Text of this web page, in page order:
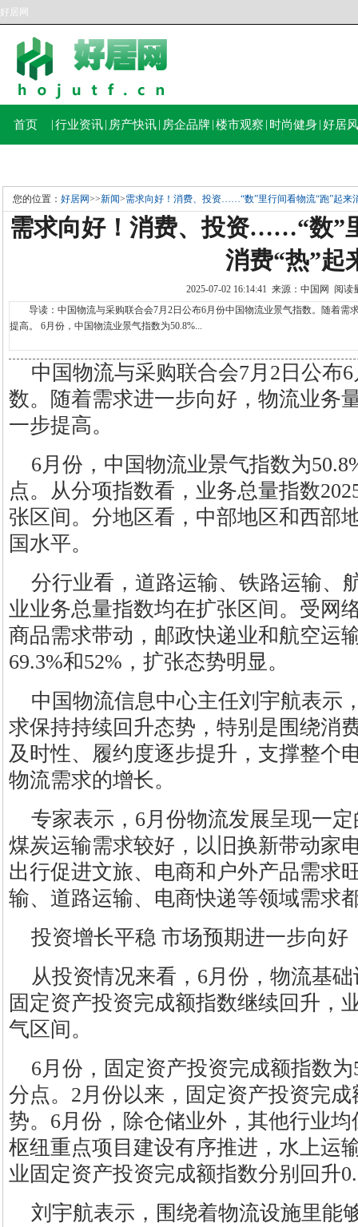
好居网
首页 行业资讯 房产快讯 房企品牌 楼市观察 时尚健身 好居
您的位置： 好居网>>新闻>需求向好！消费、投资……“数”里行间看物流“跑”起来
需求向好！消费、投资……“数”
消费“热”起
2025-07-02 16:14:41 来源：中国网 阅
导读：中国物流与采购联合会7月2日公布6月份中国物流业景气指数。随着需
提高。 6月份，中国物流业景气指数为50.8%...
中国物流与采购联合会7月2日公布
数。随着需求进一步向好，物流业务
一步提高。
6月份，中国物流业景气指数为
点。从分项指数看，业务总量指数
张区间。分地区看，中部地区和西部
国水平。
分行业看，道路运输、铁路运输、
业业务总量指数均在扩张区间。受网
商品需求带动，邮政快递业和航空运
69.3%和52%，扩张态势明显。
中国物流信息中心主任刘宇航表示
求保持持续回升态势，特别是围绕消
及时性、履约度逐步提升，支撑整个
物流需求的增长。
专家表示，6月份物流发展呈现一
煤炭运输需求较好，以旧换新带动家
出行促进文旅、电商和户外产品需求
输、道路运输、电商快递等领域需求
投资增长平稳 市场预期进一步向好
从投资情况来看，6月份，物流基
固定资产投资完成额指数继续回升，
气区间。
6月份，固定资产投资完成额指数
分点。2月份以来，固定资产投资完
势。6月份，除仓储业外，其他行业
枢纽重点项目建设有序推进，水上运
业固定资产投资完成额指数分别回升
刘宇航表示，围绕着物流设施里能